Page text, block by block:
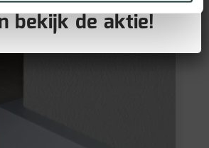
bekijk de aktie!